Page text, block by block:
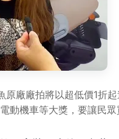
廠廠拍將以超低價1折起
動機車等大獎，要讓民眾